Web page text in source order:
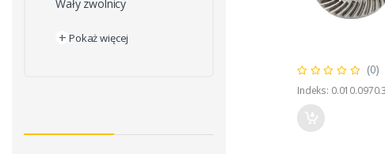
Wały zwolnicy
+ Pokaż więcej
(0)
Indeks: